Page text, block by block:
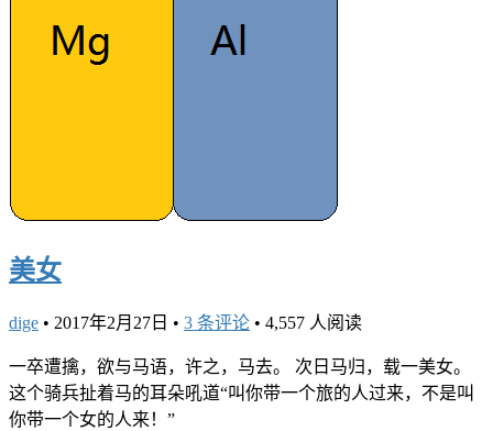
美女
dige • 2017年2月27日 • 3 条评论 • 4,557 人阅读
一卒遭擒，欲与马语，许之，马去。 次日马归，载一美女。
这个骑兵扯着马的耳朵吼道“叫你带一个旅的人过来，不是叫
你带一个女的人来！”